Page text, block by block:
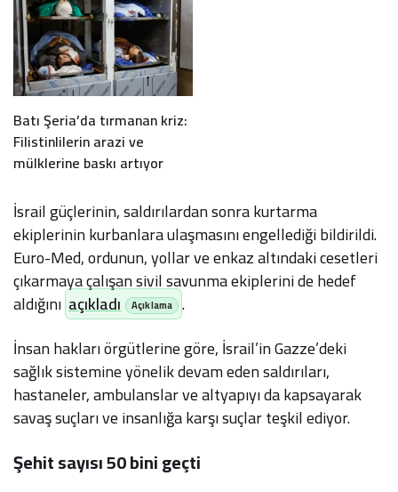
Batı Şeria’da tırmanan kriz:
Filistinlilerin arazi ve
mülklerine baskı artıyor
İsrail güçlerinin, saldırılardan sonra kurtarma
ekiplerinin kurbanlara ulaşmasını engellediği bildirildi.
Euro-Med, ordunun, yollar ve enkaz altındaki cesetleri
çıkarmaya çalışan sivil savunma ekiplerini de hedef
aldığını açıkladı
.
İnsan hakları örgütlerine göre, İsrail’in Gazze’deki
sağlık sistemine yönelik devam eden saldırıları,
hastaneler, ambulanslar ve altyapıyı da kapsayarak
savaş suçları ve insanlığa karşı suçlar teşkil ediyor.
Şehit sayısı 50 bini geçti